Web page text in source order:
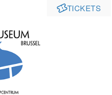
TICKETS